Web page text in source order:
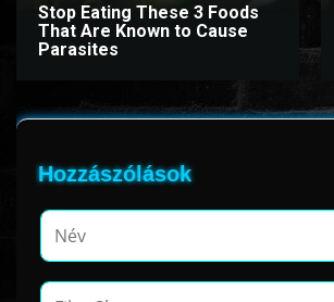
Stop Eating These 3 Foods
That Are Known to Cause
Parasites
Hozzászólások